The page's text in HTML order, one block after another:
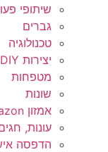
שיתופי
גברים
טכנולוגיה
יצירות DIY
מטפחות
שונות
אמזון Amazon
עונות,
הדפסה